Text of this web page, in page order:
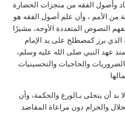
وأصول الفقه من منجزات الحضارة
من الأمم ، وأن علم أصول الفقه هو
لفهم النصوص المتعددة الأوجه، مشيرًا
برز كمصطلح على يد الإمام
عهد النبي صلى الله عليه وسلم،
والحاجيات والتحسينيات
أن يتحلى بـالورع والحكمة، وأن
والحرام دون مراعاة المقاصد